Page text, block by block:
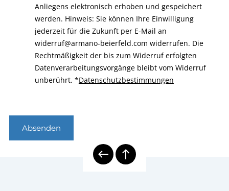
Anliegens elektronisch erhoben und gespeichert
werden. Hinweis: Sie können Ihre Einwilligung
jederzeit für die Zukunft per E-Mail an
widerruf@armano-beierfeld.com widerrufen. Die
Rechtmäßigkeit der bis zum Widerruf erfolgten
Datenverarbeitungsvorgänge bleibt vom Widerruf
unberührt. *Datenschutzbestimmungen
Absenden